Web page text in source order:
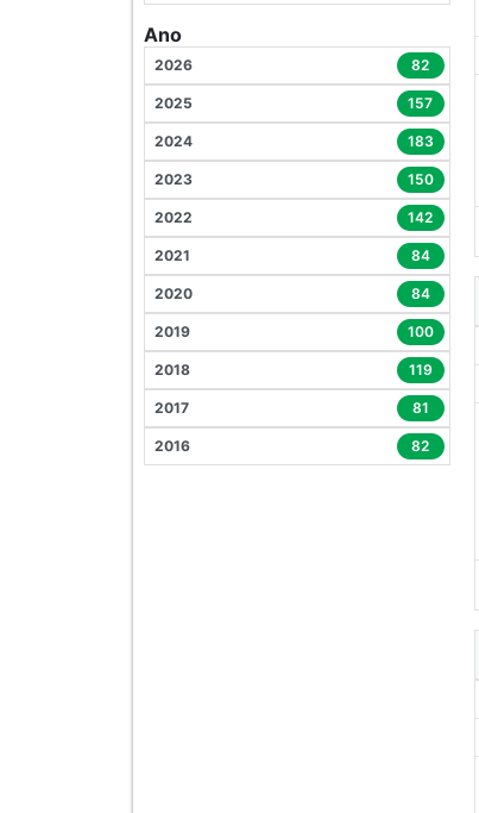
Ano
2026 82
2025 157
2024 183
2023 150
2022 142
2021 84
2020 84
2019 100
2018 119
2017 81
2016 82